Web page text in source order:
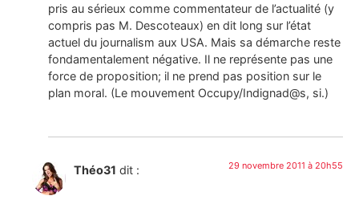
pris au sérieux comme commentateur de l’actualité (y
compris pas M. Descoteaux) en dit long sur l’état
actuel du journalism aux USA. Mais sa démarche reste
fondamentalement négative. Il ne représente pas une
force de proposition; il ne prend pas position sur le
plan moral. (Le mouvement Occupy/Indignad@s, si.)
Théo31 dit : 29 novembre 2011 à 20h55